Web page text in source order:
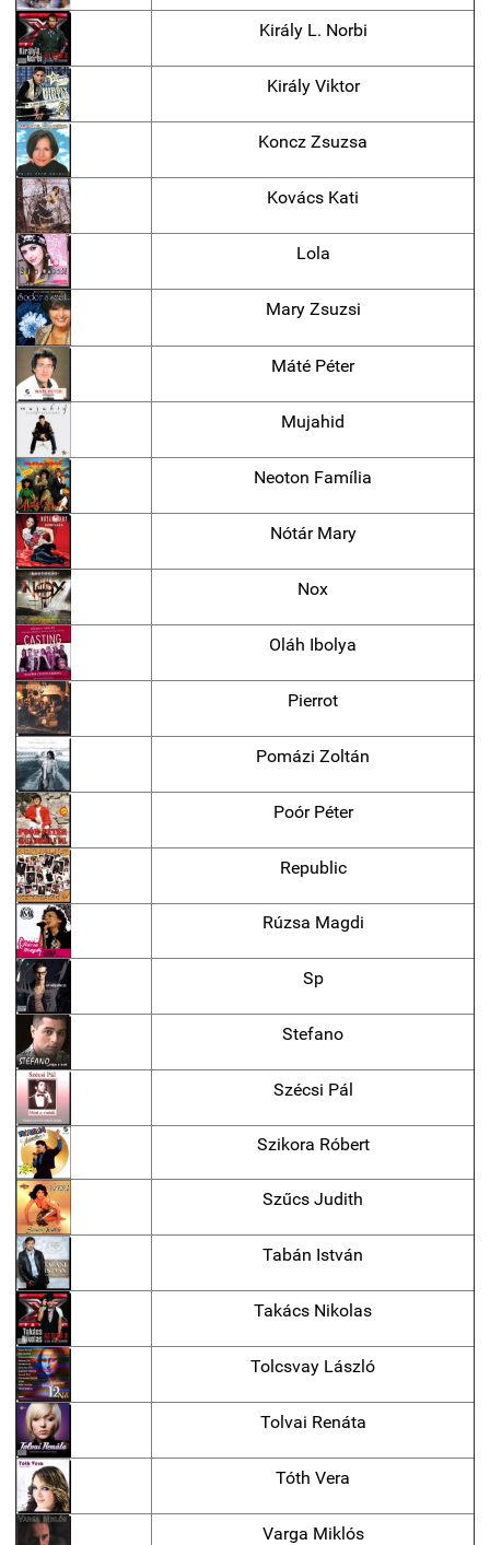
Király L. Norbi
Király Viktor
Koncz Zsuzsa
Kovács Kati
Lola
Mary Zsuzsi
Máté Péter
Mujahid
Neoton Família
Nótár Mary
Nox
Oláh Ibolya
Pierrot
Pomázi Zoltán
Poór Péter
Republic
Rúzsa Magdi
Sp
Stefano
Szécsi Pál
Szikora Róbert
Szűcs Judith
Tabán István
Takács Nikolas
Tolcsvay László
Tolvai Renáta
Tóth Vera
Varga Miklós